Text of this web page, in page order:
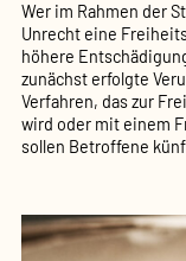
Wer im Rahmen der
Unrecht eine
höhere
zunächst erfolgte
Verfahren, das zur
wird oder mit einem
sollen Betroffene